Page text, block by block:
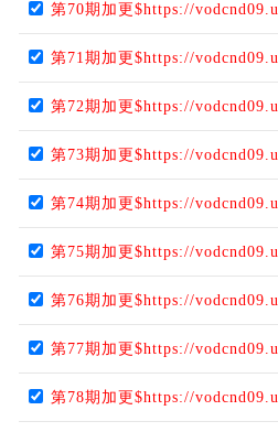
第70期加更$https://
第71期加更$https://
第72期加更$https://
第73期加更$https://
第74期加更$https://
第75期加更$https://
第76期加更$https://
第77期加更$https://
第78期加更$https://